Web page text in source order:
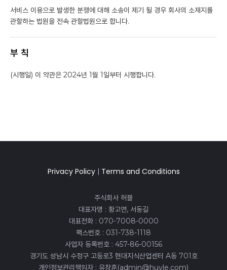
서비스 이용으로 발생한 분쟁에 대해 소송이 제기 될 경우 회사의 소재지를
관할하는 법원을 전속 관할법원으로 합니다.
부 칙
(시행일) 이 약관은 2024년 1월 1일부터 시행합니다.
Privacy Policy | Terms and Conditions
주식회사 허블
대표자명 : 황고연, 서동길
대표전화 : 070-7008-0000
팩스번호 : 031-738-1118
사업자 등록번호 : 457-86-00156
경기도 성남시 수정구 고등로3 현대지식산업센터 A동 701호
개인정보관리책임자 : 유창훈(admin@huvle.com)